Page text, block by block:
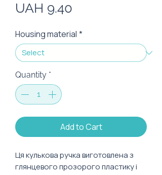
UAH 9.40
Housing material *
Quantity *
Add to Cart
Ця кулькова ручка виготовлена з
глянцевого прозорого пластику і